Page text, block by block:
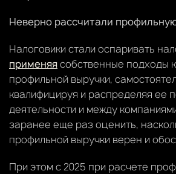
Неверно рассчитали
Налоговики стали оспаривать
применяясобственные подходы
профильной выручки,
квалифицируя и распределяя ее
деятельности и между
заранее еще раз оценить,
профильной выручки верен и
При этом с 2025 при расчете